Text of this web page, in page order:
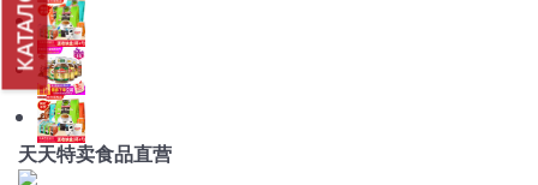
КАТАЛОГ
天天特卖食品直营